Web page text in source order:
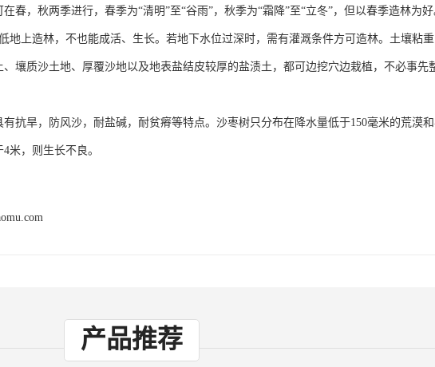
春，秋两季进行，春季为“清明”至“谷雨”，秋季为“霜降”至“立冬”，但以春季造林为
地上造林，不也能成活、生长。若地下水位过深时，需有灌溉条件方可造林。土壤粘
壤质沙土地、厚覆沙地以及地表盐结皮较厚的盐渍土，都可边挖穴边栽植，不必事先
抗旱，防风沙，耐盐碱，耐贫瘠等特点。沙枣树只分布在降水量低于150毫米的荒漠
米，则生长不良。
产品推荐